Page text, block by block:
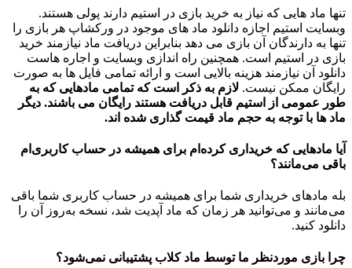
تنها ماد هایی که نیاز به خرید بازی در استیم دارند پولی هستند.
وبسایت استیم اجازه دانلود ماد های موجود در ورکشاپ هر بازی را
تنها به دارندگان آن بازی می دهد بنابراین دریافت ماد نیازمند خرید
بازی در استیم است. همچنین راه اندازی وبسایت و اجاره هاست
دانلود آن نیازمند هزینه بالایی است و ارائه تمامی فایل ها به صورت
رایگان ممکن نیست. لازم به ذکر است که تمامی مادهایی که به
طور عمومی از استیم قابل دریافت هستند رایگان می باشند. دیگر
ماد ها با توجه به حجم ماد قیمت گذاری شده اند.
آیا مادهایی که خریداری کرده‌ام برای همیشه در حساب‌ کاربری‌ام
باقی می‌مانند؟
بله مادهای خریداری شما برای همیشه در حساب کاربری شما باقی
می‌مانند و می‌توانید هر زمان که ماد آپدیت شد، نسخه به‌روز آن را
دانلود کنید.
چرا بازی موردنظر ما توسط ماد کلاب پشتیبانی نمی‌شود؟